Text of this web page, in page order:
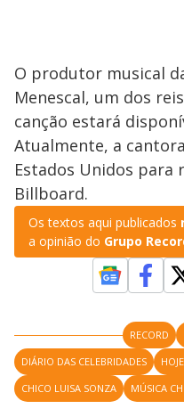
O produtor musical
Menescal, um dos
canção estará
Atualmente, a
Estados Unidos para
Billboard.
Os textos aqui publicados
a opinião do Grupo
RECORD
DIÁRIO DAS CELEBRIDADES
CHICO LUISA SONZA
MÚSICA